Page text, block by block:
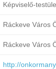
Képviselő-
Ráckeve Város
Ráckeve Város
http://